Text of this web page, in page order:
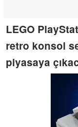
LEGO
retro konsol
piyasaya